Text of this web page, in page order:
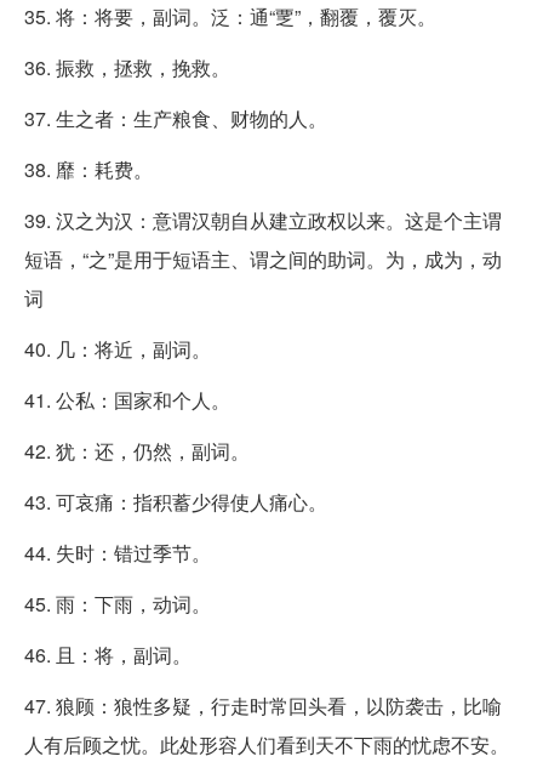
35. 将：将要，副词。泛：通“覂”，翻覆，覆灭。
36. 振救，拯救，挽救。
37. 生之者：生产粮食、财物的人。
38. 靡：耗费。
39. 汉之为汉：意谓汉朝自从建立政权以来。这是个主谓
短语，“之”是用于短语主、谓之间的助词。为，成为，动
词
40. 几：将近，副词。
41. 公私：国家和个人。
42. 犹：还，仍然，副词。
43. 可哀痛：指积蓄少得使人痛心。
44. 失时：错过季节。
45. 雨：下雨，动词。
46. 且：将，副词。
47. 狼顾：狼性多疑，行走时常回头看，以防袭击，比喻
人有后顾之忧。此处形容人们看到天不下雨的忧虑不安。